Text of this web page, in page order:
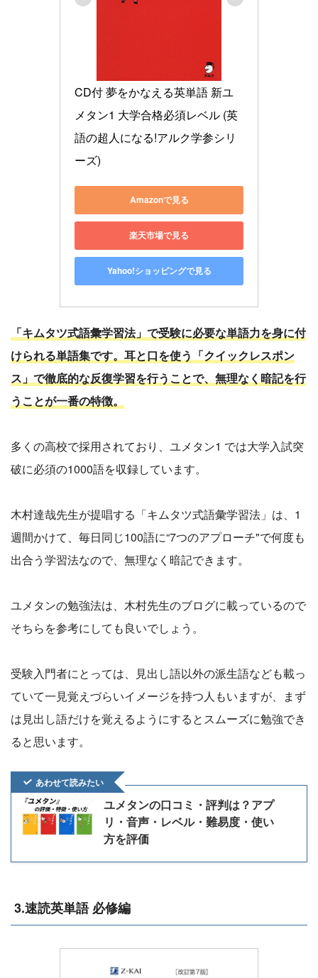
CD付 夢をかなえる英単語 新ユ
メタン1 大学合格必須レベル (英
語の超人になる!アルク学参シリ
ーズ)
Amazonで見る
楽天市場で見る
Yahoo!ショッピングで見る
「キムタツ式語彙学習法」で受験に必要な単語力を身に付
けられる単語集です。耳と口を使う「クイックレスポン
ス」で徹底的な反復学習を行うことで、無理なく暗記を行
うことが一番の特徴。
多くの高校で採用されており、ユメタン1 では大学入試突
破に必須の1000語を収録しています。
木村達哉先生が提唱する「キムタツ式語彙学習法」は、1
週間かけて、毎日同じ100語に“7つのアプローチ"で何度も
出合う学習法なので、無理なく暗記できます。
ユメタンの勉強法は、木村先生のブログに載っているので
そちらを参考にしても良いでしょう。
受験入門者にとっては、見出し語以外の派生語なども載っ
ていて一見覚えづらいイメージを持つ人もいますが、まず
は見出し語だけを覚えるようにするとスムーズに勉強でき
ると思います。
あわせて読みたい
ユメタンの口コミ・評判は？アプ
リ・音声・レベル・難易度・使い
方を評価
3.速読英単語 必修編